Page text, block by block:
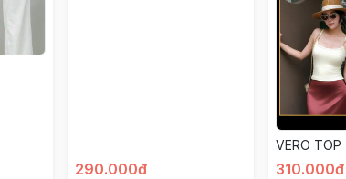
290.000đ
VERO TOP
310.000đ